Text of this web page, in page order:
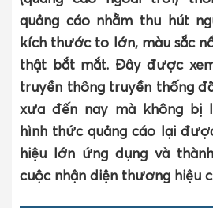
quảng cáo nhằm thu hút
kích thước to lớn, màu sắc
thật bắt mắt. Đây được
truyền thông truyền thống
xưa đến nay mà không bị
hình thức quảng cáo lại
hiệu lớn ứng dụng và
cuộc nhận diện thương hiệu